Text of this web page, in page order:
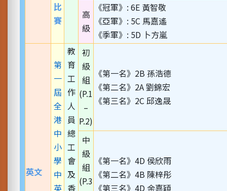
比
賽
高
級
《冠軍》: 6E 黃智敬
《亞軍》: 5C 馬嘉遙
《季軍》: 5D 卜方嵐
英文
第
一
屆
全
港
中
小
學
中
英
教
育
工
作
人
員
總
工
會
及
香
初
級
組
(P.1
–
P.2)
《第一名》2B 孫浩德
《第二名》2A 劉錦宏
《第三名》2C 邱逸晟
中
級
組
(P.3
《第一名》4D 侯欣雨
《第二名》4B 陳梓彤
《第三名》4D 余嘉穎